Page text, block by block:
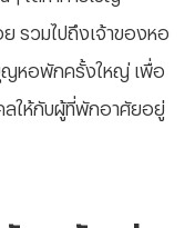
รวมไปถึงเจ้าของหอ
ญหอพักครั้งใหญ่ เพื่อ
ลให้กับผู้ที่พักอาศัยอยู่